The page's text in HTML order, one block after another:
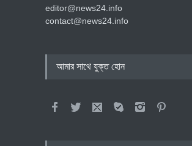
editor@news24.info
contact@news24.info
আমার সাথে যুক্ত হোন